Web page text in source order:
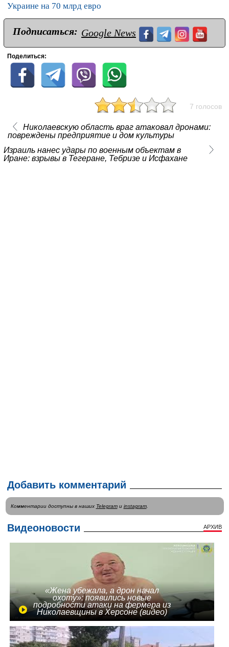
Украине на 70 млрд евро
Подписаться: Google News
Поделиться:
7 голосов
Николаевскую область враг атаковал дронами:
повреждены предприятие и дом культуры
Израиль нанес удары по военным объектам в
Иране: взрывы в Тегеране, Тебризе и Исфахане
Добавить комментарий
Комментарии доступны в наших Telegramи instagram.
Видеоновости АРХИВ
«Жена убежала, а дрон начал
охоту»: появились новые
подробности атаки на фермера из
Николаевщины в Херсоне (видео)